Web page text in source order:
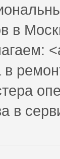
в
в